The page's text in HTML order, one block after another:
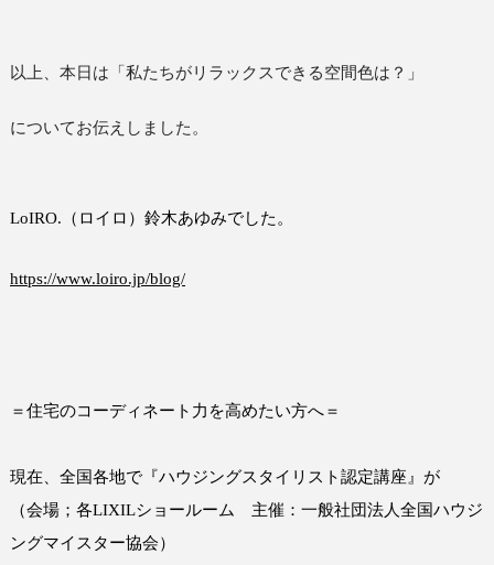
以上、本日は「私たちがリラックスできる空間色は？」
についてお伝えしました。
LoIRO. （ロイロ）鈴木あゆみでした。
https://www.loiro.jp/blog/
＝住宅のコーディネート力を高めたい方へ＝
現在、全国各地で『ハウジングスタイリスト認定講座』が
（会場；各LIXILショールーム 主催：一般社団法人全国ハウジ
ングマイスター協会）